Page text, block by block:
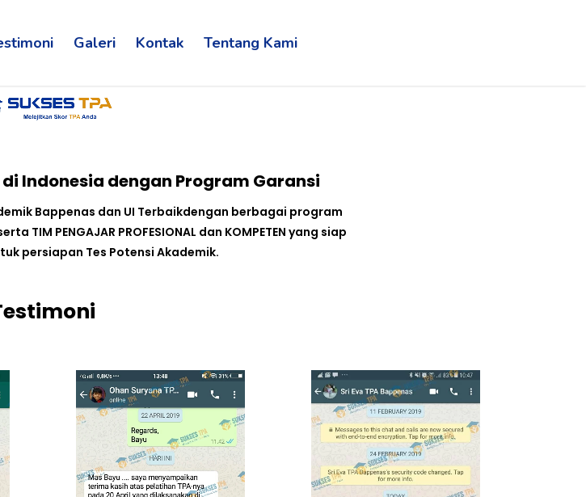
Galeri Kontak Tentang Kami
Indonesia dengan Program Garansi
Bappenas dan UI Terbaikdengan berbagai program
TIM PENGAJAR PROFESIONAL dan KOMPETEN yang siap
persiapan Tes Potensi Akademik.